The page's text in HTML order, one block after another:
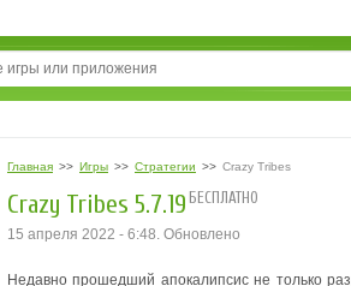
Главная >> Игры >> Стратегии >> Crazy Tribes
Crazy Tribes 5.7.19 БЕСПЛАТНО
15 апреля 2022 - 6:48. Обновлено
Недавно прошедший апокалипсис не только